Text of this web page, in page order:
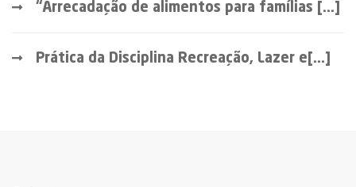
“Arrecadação de alimentos para famílias [...]
Prática da Disciplina Recreação, Lazer e[...]